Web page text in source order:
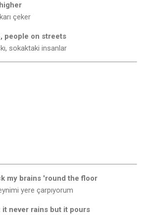
çeker
people on streets
sokaktaki insanlar
my brains 'round the floor
yere çarpıyorum
it never rains but it pours